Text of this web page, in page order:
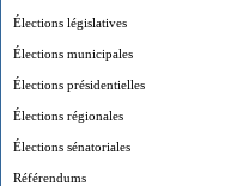
Élections législatives
Élections municipales
Élections présidentielles
Élections régionales
Élections sénatoriales
Référendums